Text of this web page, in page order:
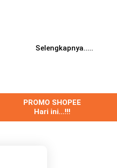
Selengkapnya.....
PROMO SHOPEE
Hari ini...!!!